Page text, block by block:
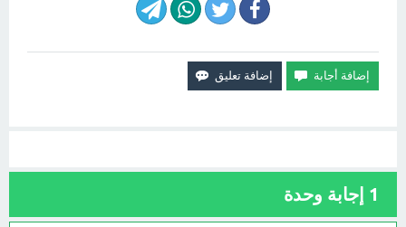
1 إجابة وحدة